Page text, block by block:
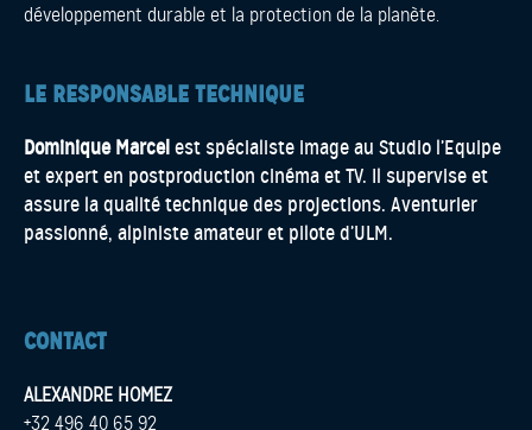
développement durable et la protection de la planète.
LE RESPONSABLE TECHNIQUE
Dominique Marcel est spécialiste image au Studio l’Equipe
et expert en postproduction cinéma et TV. Il supervise et
assure la qualité technique des projections. Aventurier
passionné, alpiniste amateur et pilote d’ULM.
CONTACT
ALEXANDRE HOMEZ
+32 496 40 65 92